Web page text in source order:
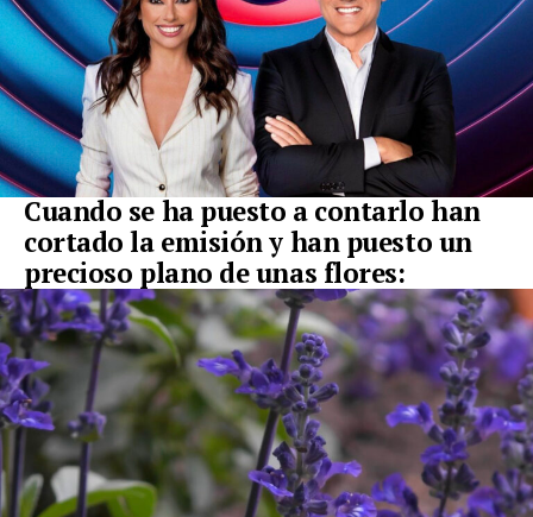
Cuando se ha puesto a contarlo han
cortado la emisión y han puesto un
precioso plano de unas flores: